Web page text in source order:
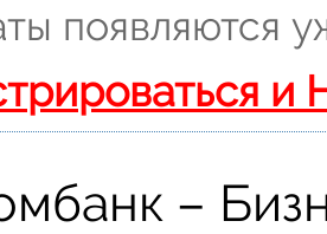
появляются
и
–